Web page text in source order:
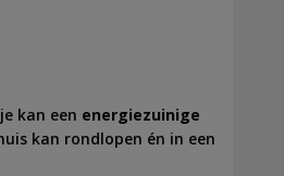
kan een energiezuinige
kan rondlopen én in een